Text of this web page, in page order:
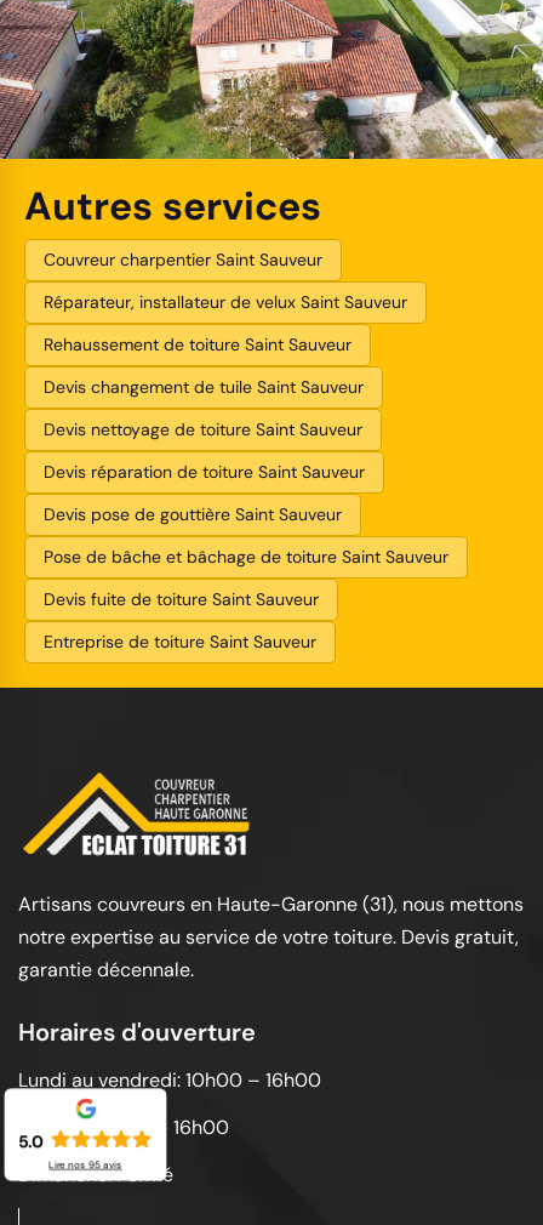
Autres services
Couvreur charpentier Saint Sauveur
Réparateur, installateur de velux Saint Sauveur
Rehaussement de toiture Saint Sauveur
Devis changement de tuile Saint Sauveur
Devis nettoyage de toiture Saint Sauveur
Devis réparation de toiture Saint Sauveur
Devis pose de gouttière Saint Sauveur
Pose de bâche et bâchage de toiture Saint Sauveur
Devis fuite de toiture Saint Sauveur
Entreprise de toiture Saint Sauveur
Artisans couvreurs en Haute-Garonne (31), nous mettons
notre expertise au service de votre toiture. Devis gratuit,
garantie décennale.
Horaires d'ouverture
Lundi au vendredi: 10h00 – 16h00
Samedi: 10h00 – 16h00
Dimanche: Fermé
5.0
Lire nos 95avis